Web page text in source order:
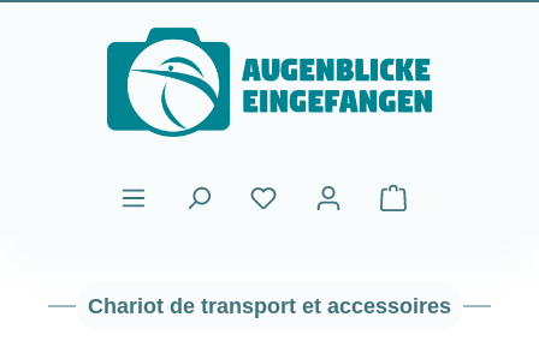
Passer au contenu principal
Le panier
Chariot de transport et accessoires